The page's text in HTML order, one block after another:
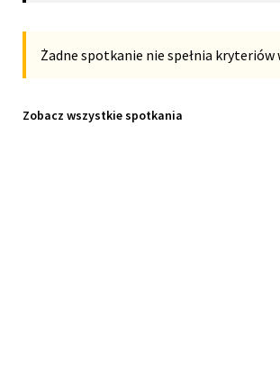
Żadne spotkanie nie spełnia
Zobacz wszystkie spotkania